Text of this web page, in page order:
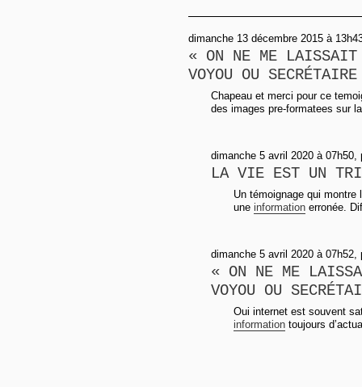
dimanche 13 décembre 2015 à
« ON NE ME LAISSAIT
VOYOU OU
Chapeau et merci pour ce
des images pre-formatees sur
dimanche 5 avril 2020 à 07h50,
LA VIE EST UN
Un témoignage qui
une information erronée.
dimanche 5 avril 2020 à 07h52,
« ON NE ME
VOYOU OU
Oui internet est souvent
information toujours